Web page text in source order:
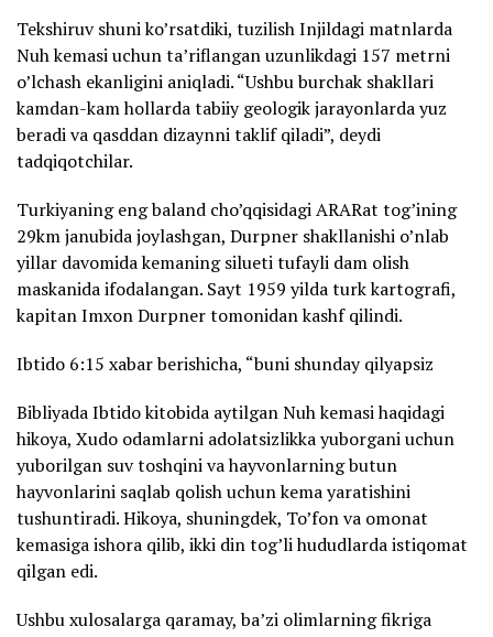
Tekshiruv shuni ko’rsatdiki, tuzilish Injildagi matnlarda
Nuh kemasi uchun ta’riflangan uzunlikdagi 157 metrni
o’lchash ekanligini aniqladi. “Ushbu burchak shakllari
kamdan-kam hollarda tabiiy geologik jarayonlarda yuz
beradi va qasddan dizaynni taklif qiladi”, deydi
tadqiqotchilar.
Turkiyaning eng baland cho’qqisidagi ARARat tog’ining
29km janubida joylashgan, Durpner shakllanishi o’nlab
yillar davomida kemaning silueti tufayli dam olish
maskanida ifodalangan. Sayt 1959 yilda turk kartografi,
kapitan Imxon Durpner tomonidan kashf qilindi.
Ibtido 6:15 xabar berishicha, “buni shunday qilyapsiz
Bibliyada Ibtido kitobida aytilgan Nuh kemasi haqidagi
hikoya, Xudo odamlarni adolatsizlikka yuborgani uchun
yuborilgan suv toshqini va hayvonlarning butun
hayvonlarini saqlab qolish uchun kema yaratishini
tushuntiradi. Hikoya, shuningdek, To’fon va omonat
kemasiga ishora qilib, ikki din tog’li hududlarda istiqomat
qilgan edi.
Ushbu xulosalarga qaramay, ba’zi olimlarning fikriga